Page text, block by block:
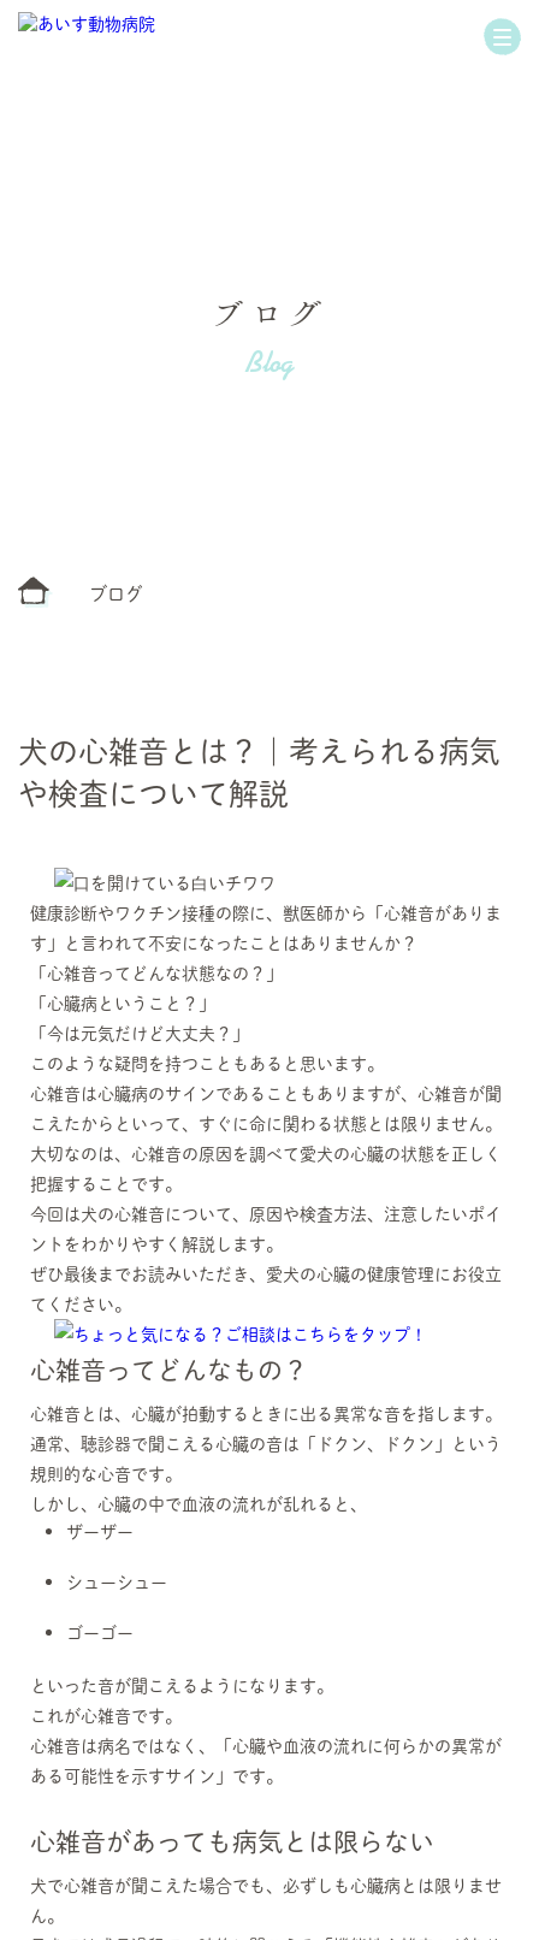
ブログ
Blog
ブログ
犬の心雑音とは？｜考えられる病気
や検査について解説
健康診断やワクチン接種の際に、獣医師から「心雑音がありま
す」と言われて不安になったことはありませんか？
「心雑音ってどんな状態なの？」
「心臓病ということ？」
「今は元気だけど大丈夫？」
このような疑問を持つこともあると思います。
心雑音は心臓病のサインであることもありますが、心雑音が聞
こえたからといって、すぐに命に関わる状態とは限りません。
大切なのは、心雑音の原因を調べて愛犬の心臓の状態を正しく
把握することです。
今回は犬の心雑音について、原因や検査方法、注意したいポイ
ントをわかりやすく解説します。
ぜひ最後までお読みいただき、愛犬の心臓の健康管理にお役立
てください。
心雑音ってどんなもの？
心雑音とは、心臓が拍動するときに出る異常な音を指します。
通常、聴診器で聞こえる心臓の音は「ドクン、ドクン」という
規則的な心音です。
しかし、心臓の中で血液の流れが乱れると、
ザーザー
シューシュー
ゴーゴー
といった音が聞こえるようになります。
これが心雑音です。
心雑音は病名ではなく、「心臓や血液の流れに何らかの異常が
ある可能性を示すサイン」です。
心雑音があっても病気とは限らない
犬で心雑音が聞こえた場合でも、必ずしも心臓病とは限りませ
ん。